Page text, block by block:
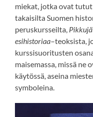
miekat, jotka ovat
takaisilta Suomen
peruskursseilta,
esihistoriaa–teoksista,
kurssisuoritusten
maisemassa, missä ne
käytössä, aseina
symboleina.